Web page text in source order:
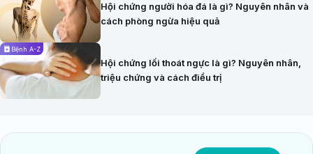
Hội chứng người hóa đá là gì? Nguyên nhân và
cách phòng ngừa hiệu quả
Bệnh A-Z
Hội chứng lối thoát ngực là gì? Nguyên nhân,
triệu chứng và cách điều trị